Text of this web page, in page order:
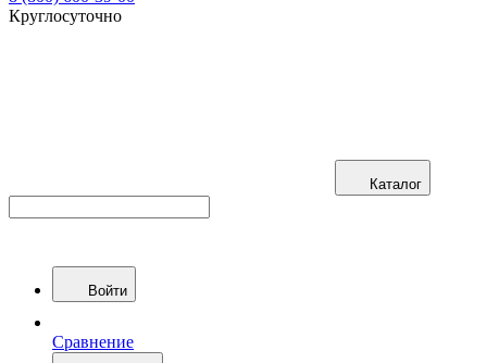
Круглосуточно
Каталог
Войти
Сравнение